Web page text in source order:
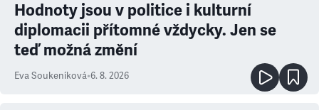
Hodnoty jsou v politice i kulturní
diplomacii přítomné vždycky. Jen se
teď možná změní
Eva Soukeníková•6. 8. 2026